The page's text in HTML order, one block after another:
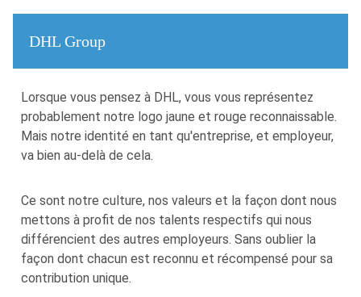
DHL Group
​​Lorsque vous pensez à DHL, vous vous représentez
probablement notre logo jaune et rouge reconnaissable.
Mais notre identité en tant qu'entreprise, et employeur,
va bien au-delà de cela.
Ce sont notre culture, nos valeurs et la façon dont nous
mettons à profit de nos talents respectifs qui nous
différencient des autres employeurs. Sans oublier la
façon dont chacun est reconnu et récompensé pour sa
contribution unique.